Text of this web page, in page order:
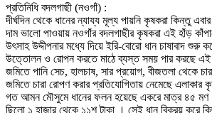
প্রতিনিধি বদলগাছী (নওগাঁ) :
দীর্ঘদিন থেকে ধানের ন্যায্য মূল্য পায়নি কৃষকরা কিন্তু
দাম ভালো পাওয়ায় নওগাঁর বদলগাছীর কৃষকরা এই হাঁড়
উৎসাহ উদ্দীপনার মধ্যে দিয়ে ইরি-বোরো ধান চাষাবাদ শুরু
উত্তোলন ও রোপন করতে মাঠে ব্যস্ত সময় পার করছে
জমিতে পানি সেচ, হালচাষ, সার প্রয়োগ, বীজতলা থেকে
জমিতে চারা রোপণ করার প্রতিযোগিতায় নেমেছে এলাকার
গত আমন মৌসুমে ধানের ফলন হয়েছে একরে মাত্র ৪৫
ছিলো ১ হাজার থেকে ১১শ টাকা । সেই ধান বিক্রয় করে